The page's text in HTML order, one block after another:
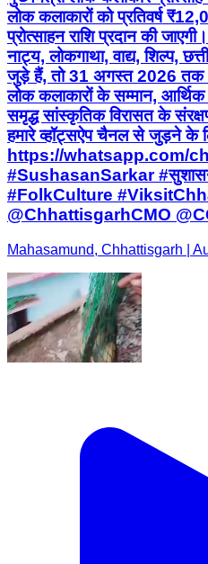
लोक कलाकारों को प्रतिवर्ष
प्रोत्साहन राशि प्रदान की
नाट्य, लोकगाथा, वाद्य, शिल्प,
जुड़े हैं, तो 31 अगस्त 2026
लोक कलाकारों के सम्मान,
समृद्ध सांस्कृतिक विरासत के
हमारे व्हॉट्सऐप चैनल से जुड़ने के
https://whatsapp.com/
#SushasanSarkar
#FolkCulture
@ChhattisgarhCMO
Mahasamund, Chhattisgarh |